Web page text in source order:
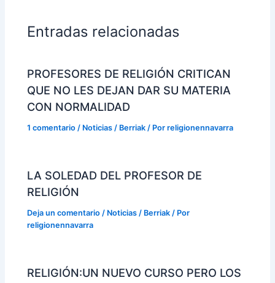
Entradas relacionadas
PROFESORES DE RELIGIÓN CRITICAN
QUE NO LES DEJAN DAR SU MATERIA
CON NORMALIDAD
1 comentario / Noticias / Berriak / Porreligionennavarra
LA SOLEDAD DEL PROFESOR DE
RELIGIÓN
Deja un comentario / Noticias / Berriak / Por
religionennavarra
RELIGIÓN:UN NUEVO CURSO PERO LOS